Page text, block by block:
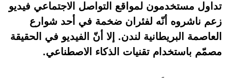
تداول مستخدمون لمواقع التواصل الاجتماعي فيديو
زعم ناشروه أنّه لفئران ضخمة في أحد شوارع
العاصمة البريطانية لندن. إلا أنّ الفيديو في الحقيقة
مصمّم باستخدام تقنيات الذكاء الاصطناعي.